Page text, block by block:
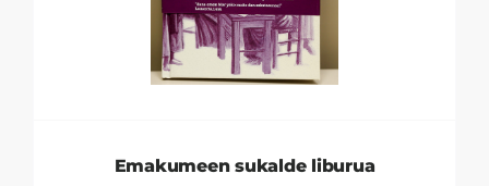
Emakumeen sukalde liburua